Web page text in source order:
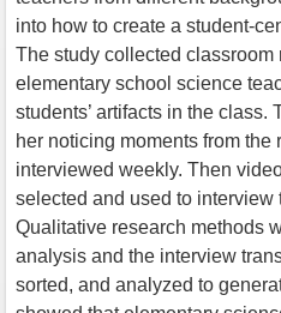
into how to create a student-
The study collected classroom
elementary school science
students’ artifacts in the class.
her noticing moments from the
interviewed weekly. Then
selected and used to interview
Qualitative research methods
analysis and the interview
sorted, and analyzed to